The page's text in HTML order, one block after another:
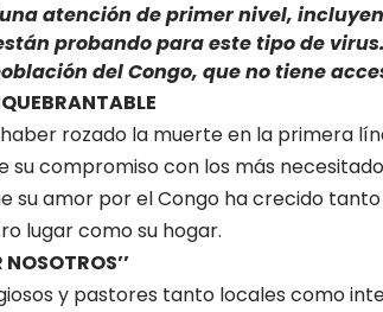
atención de primer nivel,
probando para este tipo de
del Congo, que no tiene
rozado la muerte en la primera
su compromiso con los más
su amor por el Congo ha crecido
lugar como su hogar.
NOSOTROS’’
y pastores tanto locales como